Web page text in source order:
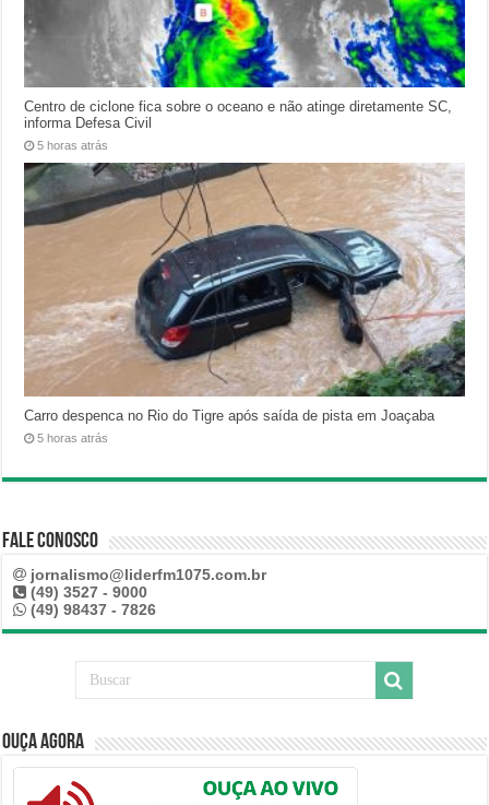
Centro de ciclone fica sobre o oceano e não atinge diretamente SC,
informa Defesa Civil
5 horas atrás
Carro despenca no Rio do Tigre após saída de pista em Joaçaba
5 horas atrás
Fale Conosco
jornalismo@liderfm1075.com.br
(49) 3527 - 9000
(49) 98437 - 7826
Ouça Agora